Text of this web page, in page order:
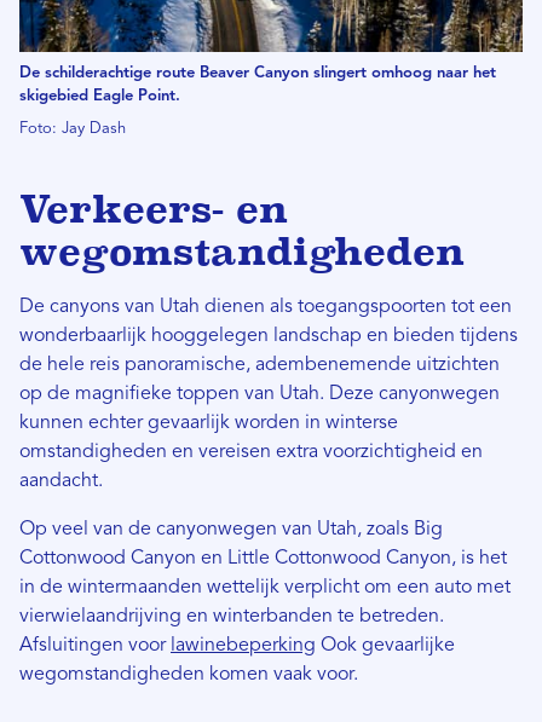
De schilderachtige route Beaver Canyon slingert omhoog naar het
skigebied Eagle Point.
Foto: Jay Dash
Verkeers- en
wegomstandigheden
De canyons van Utah dienen als toegangspoorten tot een
wonderbaarlijk hooggelegen landschap en bieden tijdens
de hele reis panoramische, adembenemende uitzichten
op de magnifieke toppen van Utah. Deze canyonwegen
kunnen echter gevaarlijk worden in winterse
omstandigheden en vereisen extra voorzichtigheid en
aandacht.
Op veel van de canyonwegen van Utah, zoals Big
Cottonwood Canyon en Little Cottonwood Canyon, is het
in de wintermaanden wettelijk verplicht om een ​​auto met
vierwielaandrijving en winterbanden te betreden.
Afsluitingen voor lawinebeperking Ook gevaarlijke
wegomstandigheden komen vaak voor.